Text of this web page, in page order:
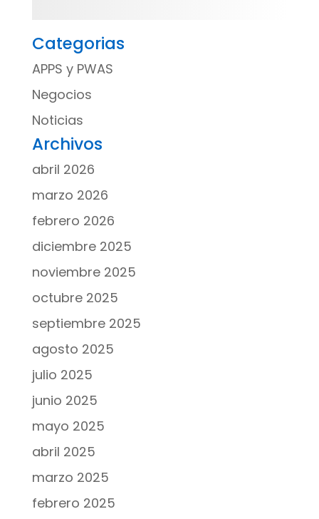
Categorias
APPS y PWAS
Negocios
Noticias
Archivos
abril 2026
marzo 2026
febrero 2026
diciembre 2025
noviembre 2025
octubre 2025
septiembre 2025
agosto 2025
julio 2025
junio 2025
mayo 2025
abril 2025
marzo 2025
febrero 2025